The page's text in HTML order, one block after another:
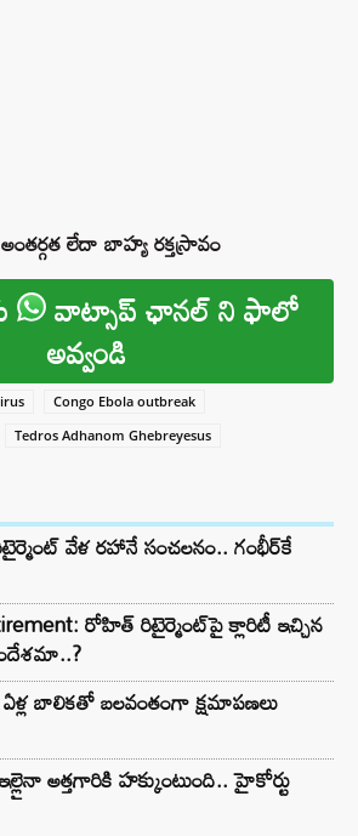
లేదా బాహ్య రక్తస్రావం
వాట్సాప్ ఛానల్ ని ఫాలో
అవ్వండి
Congo Ebola outbreak
Tedros Adhanom Ghebreyesus
వేళ రహానే సంచలనం.. గంభీర్‌కే
రోహిత్ రిటైర్మెంట్‌పై క్లారిటీ ఇచ్చిన
ఏళ్ల బాలికతో బలవంతంగా క్షమాపణలు
అత్తగారికి హక్కుంటుంది.. హైకోర్టు